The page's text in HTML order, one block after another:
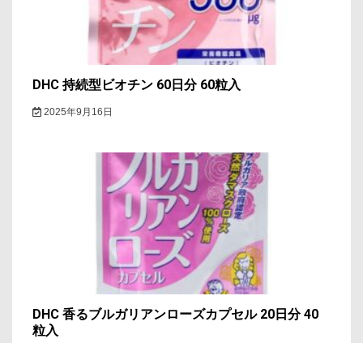
DHC 持続型ビオチン 60日分 60粒入
2025年9月16日
DHC 香るブルガリアンローズカプセル 20日分 40
粒入